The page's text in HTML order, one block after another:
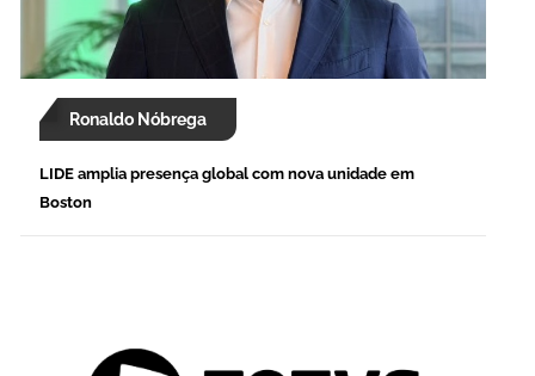
Ronaldo Nóbrega
LIDE amplia presença global com nova unidade em
Boston